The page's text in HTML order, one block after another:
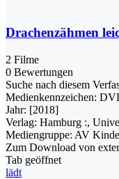
Drachenzähmen
2 Filme
0 Bewertungen
Suche nach diesem
Medienkennzeichen:
Jahr: [2018]
Verlag: Hamburg :,
Mediengruppe: AV
Zum Download von
Tab geöffnet
lädt